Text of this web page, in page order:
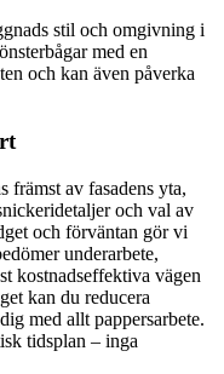
stil och omgivning i
med en
och kan även påverka
främst av fasadens yta,
och val av
och förväntan gör vi
underarbete,
kostnadseffektiva vägen
kan du reducera
med allt pappersarbete.
tidsplan – inga